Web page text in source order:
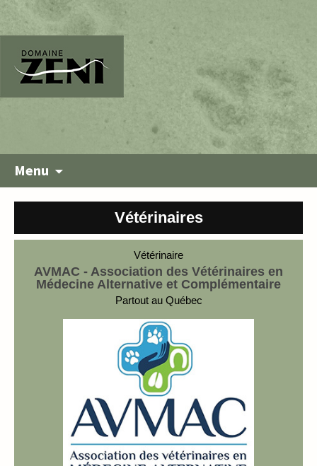
Menu
Vétérinaires
Vétérinaire
AVMAC - Association des Vétérinaires en
Médecine Alternative et Complémentaire
Partout au Québec